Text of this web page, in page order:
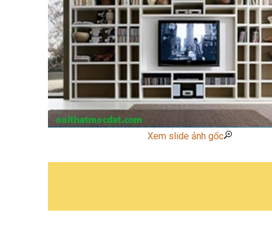
Xem slide ảnh gốc